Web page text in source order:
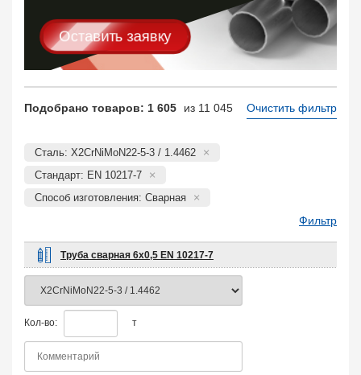
Оставить заявку
Подобрано товаров: 1 605 из 11 045 Очистить фильтр
Сталь: X2CrNiMoN22-5-3 / 1.4462
Стандарт: EN 10217-7
Способ изготовления: Сварная
Фильтр
Труба сварная 6х0,5 EN 10217-7
Кол-во: т